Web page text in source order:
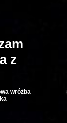
z
wróżba